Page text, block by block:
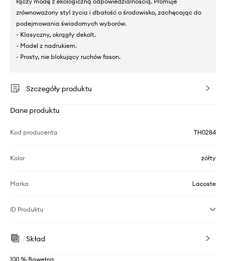
zrównoważony styl życia i dbałość o środowisko, zachęcając do
podejmowania świadomych wyborów.
- Klasyczny, okrągły dekolt.
- Model z nadrukiem.
- Prosty, nie blokujący ruchów fason.
Szczegóły produktu
Dane produktu
Kod producenta TH0284
Kolor żółty
Marka Lacoste
ID Produktu
Skład
100 % Bawełna